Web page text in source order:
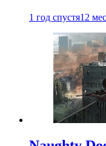
1 год спустя12